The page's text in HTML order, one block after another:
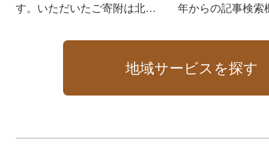
す。いただいたご寄附は北海
せていただきます。
年からの記事検索
地域サービスを探す